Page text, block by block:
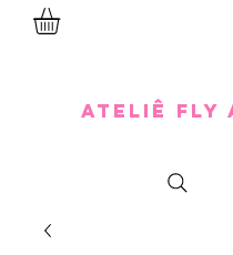
Ateliê Fly